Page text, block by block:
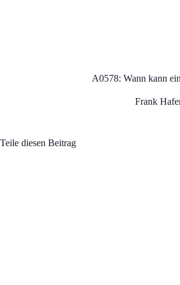
A0578: Wann kann
Frank
Teile diesen Beitrag